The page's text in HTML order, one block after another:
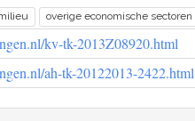
overige economische sectoren
kv-tk-2013Z08920.html
ah-tk-20122013-2422.html